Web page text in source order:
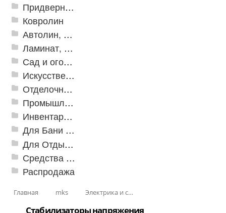
Придверные решетки
Ковролин
Автолин, Транслин, Линолеум
Ламинат, Кварцвиниловая плитка SPC
Сад и огород
Искусственная трава
Отделочные профили
Промышленный текстиль
Инвентарь для клининга
Для Бани и Сауны
Для Отдыха и Пикника
Средства от насекомых и садовых вредителей
Распродажа
Главная mks Электрика и свет
Стабилизаторы напряжения